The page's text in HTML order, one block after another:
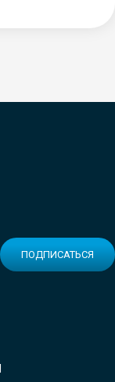
ПОДПИСАТЬСЯ